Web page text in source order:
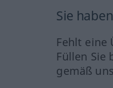
Sie
Fehlt eine
Füllen Sie
gemäß